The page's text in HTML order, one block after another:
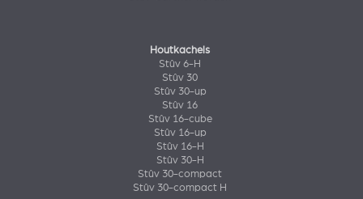
Houtkachels
Stûv 6-H
Stûv 30
Stûv 30-up
Stûv 16
Stûv 16-cube
Stûv 16-up
Stûv 16-H
Stûv 30-H
Stûv 30-compact
Stûv 30-compact H